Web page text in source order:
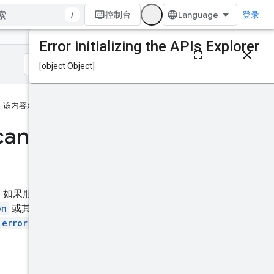
/ 控制台 登录
本页内容
该内容对您有帮助吗？
果服务器不支持此方法，
或其他方法来检查操作是